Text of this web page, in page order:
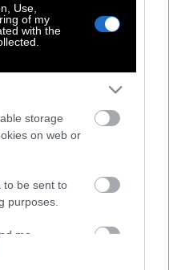
Use,
of my
with the
storage
on web or
to be sent to
purposes.
me
: Η αγάπη είναι μια
να κάνεις
ανάγκη, με θυσία και